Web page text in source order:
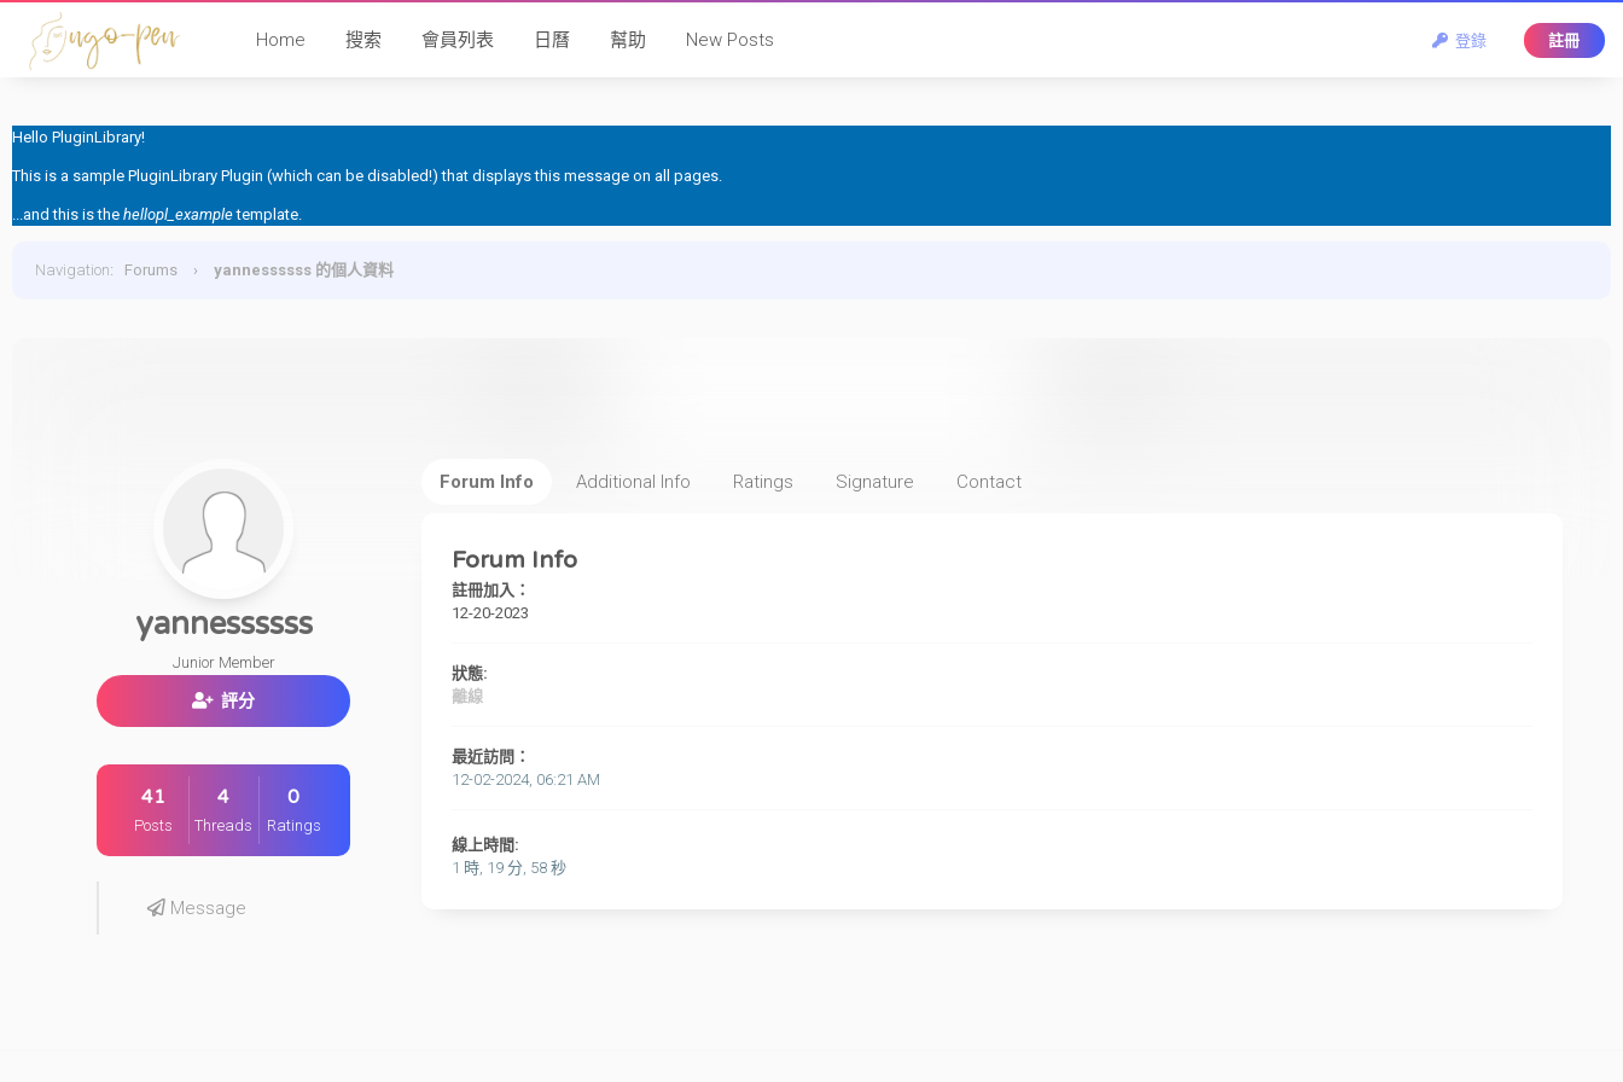
登錄 註冊
Home 搜索 會員列表 日曆 幫助 New Posts
Hello PluginLibrary!
This is a sample PluginLibrary Plugin (which can be disabled!) that displays this message on all pages.
...and this is the hellopl_exampletemplate.
Navigation: Forums › yannessssss 的個人資料
yannessssss
Junior Member
評分
41
Posts
4
Threads
0
Ratings
Message
Forum Info Additional Info Ratings Signature Contact
Forum Info
註冊加入：
12-20-2023
狀態:
離線
最近訪問：
12-02-2024, 06:21 AM
線上時間:
1 時, 19 分, 58 秒